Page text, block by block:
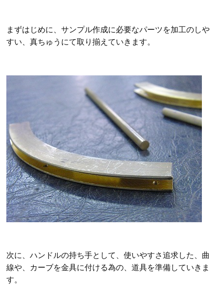
まずはじめに、サンプル作成に必要なパーツを加工のしや
すい、真ちゅうにて取り揃えていきます。
次に、ハンドルの持ち手として、使いやすさ追求した、曲
線や、カーブを金具に付ける為の、道具を準備していきま
す。